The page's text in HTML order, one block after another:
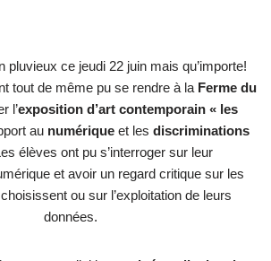
pluvieux ce jeudi 22 juin mais qu’importe!
tout de même pu se rendre à la Ferme du
l’exposition d’art contemporain « les
au numérique et les discriminations
élèves ont pu s’interroger sur leur
et avoir un regard critique sur les
ou sur l’exploitation de leurs
données.